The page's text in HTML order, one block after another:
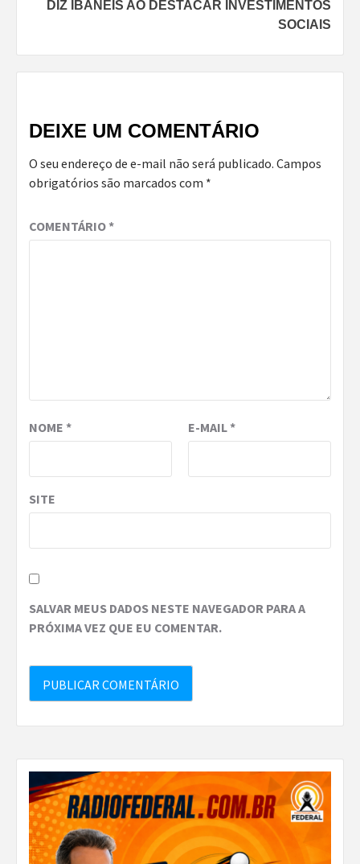
DIZ IBANEIS AO DESTACAR INVESTIMENTOS
SOCIAIS
DEIXE UM COMENTÁRIO
O seu endereço de e-mail não será publicado. Campos
obrigatórios são marcados com *
COMENTÁRIO*
NOME * E-MAIL*
SITE
SALVAR MEUS DADOS NESTE NAVEGADOR PARA A
PRÓXIMA VEZ QUE EU COMENTAR.